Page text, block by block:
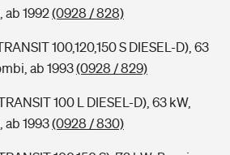
ab 1992(0928 / 828)
100,120,150 S DIESEL-D), 63
ab 1993(0928 / 829)
100 L DIESEL-D), 63 kW,
ab 1993(0928 / 830)